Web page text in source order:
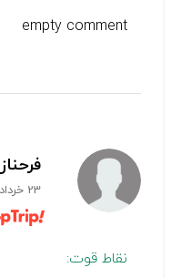
empty comment
فرحناز
23 خرداد 1404
نقاط قوت: